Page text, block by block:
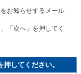
お知らせするメール
「次へ」を押してく
してください。